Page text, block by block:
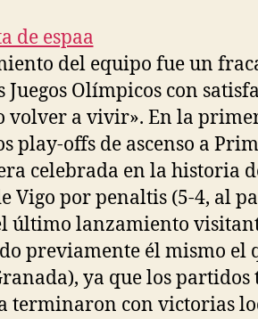
del equipo fue un
Olímpicos con
volver a vivir». En la
play-offs de ascenso a
celebrada en la historia
Vigo por penaltis (5-4, al
último lanzamiento
previamente él mismo el
ya que los partidos
terminaron con victorias